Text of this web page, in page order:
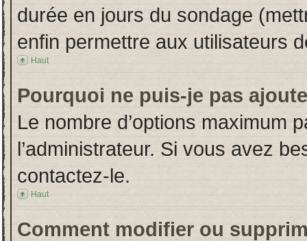
durée en jours du sondage
enfin permettre aux utilisateurs
Haut
Pourquoi ne puis-je pas
Le nombre d’options maximum
l’administrateur. Si vous avez
contactez-le.
Haut
Comment modifier ou